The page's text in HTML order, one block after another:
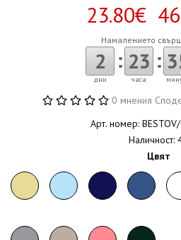
23.80€
Намалението
2
дни
: 23
часа
:
0 мнения
Арт. номер:
Наличност:
Цвят